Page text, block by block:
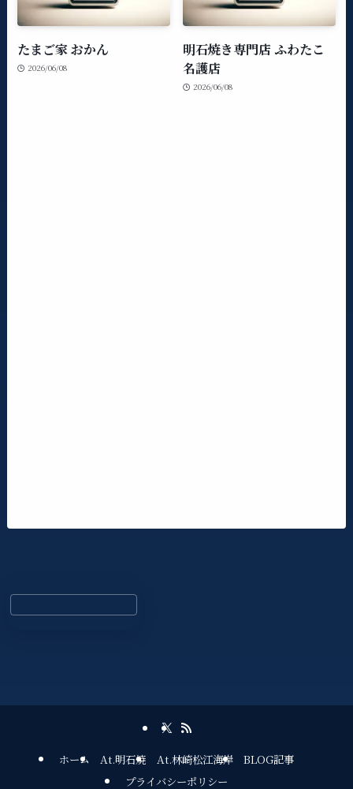
たまご家 おかん
2026/06/08
明石焼き専門店 ふわたこ
名護店
2026/06/08
ホーム At.明石焼 At.林崎松江海岸
BLOG記事
プライバシーポリシー